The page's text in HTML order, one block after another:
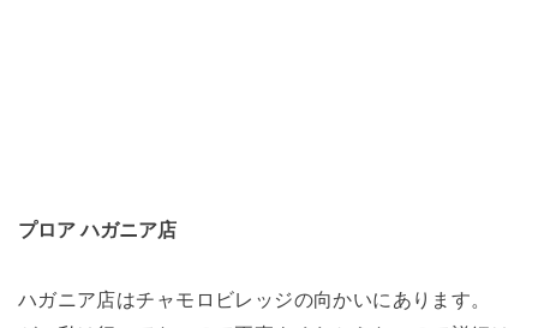
プロア ハガニア店
ハガニア店はチャモロビレッジの向かいにあります。